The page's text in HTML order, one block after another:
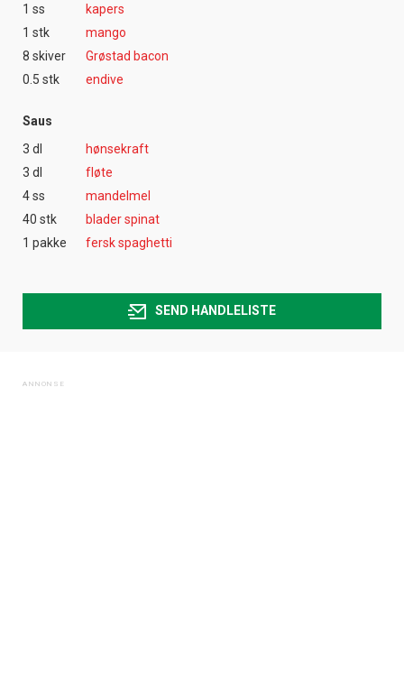
1 ss
kapers
1 stk
mango
8 skiver
Grøstad bacon
0.5 stk
endive
Saus
3 dl
hønsekraft
3 dl
fløte
4 ss
mandelmel
40 stk
blader spinat
1 pakke
fersk spaghetti
SEND HANDLELISTE